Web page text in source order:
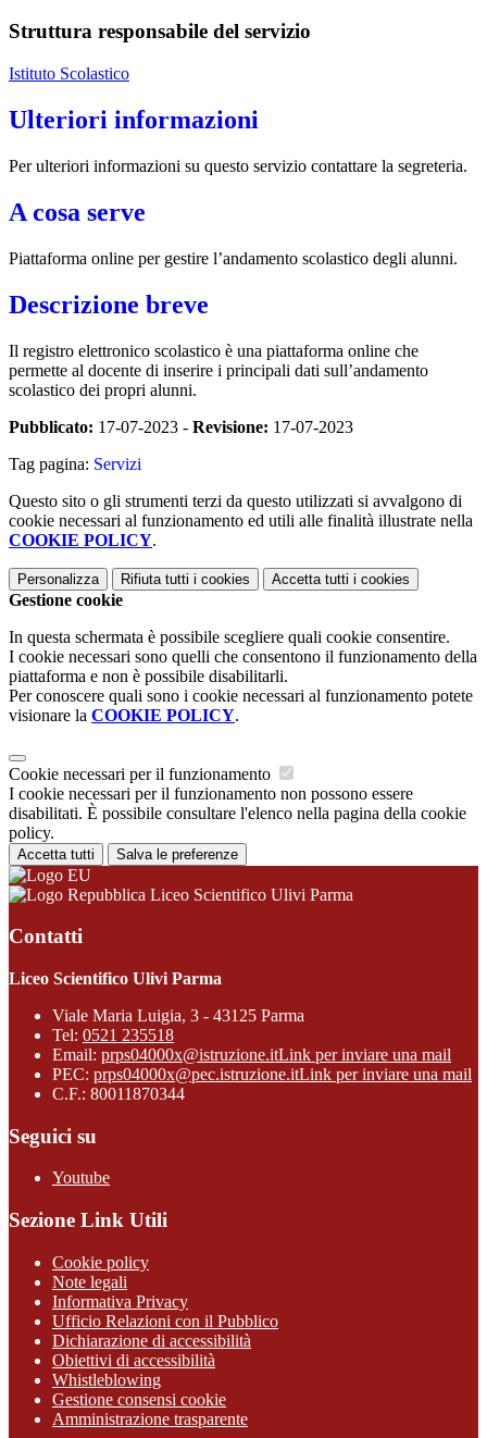
Struttura responsabile del servizio
Istituto Scolastico
Ulteriori informazioni
Per ulteriori informazioni su questo servizio contattare la segreteria.
A cosa serve
Piattaforma online per gestire l’andamento scolastico degli alunni.
Descrizione breve
Il registro elettronico scolastico è una piattaforma online che
permette al docente di inserire i principali dati sull’andamento
scolastico dei propri alunni.
Pubblicato: 17-07-2023 - Revisione: 17-07-2023
Tag pagina: Servizi
Questo sito o gli strumenti terzi da questo utilizzati si avvalgono di
cookie necessari al funzionamento ed utili alle finalità illustrate nella
COOKIE POLICY.
Personalizza Rifiuta tutti i cookies Accetta tutti i cookies
Gestione cookie
In questa schermata è possibile scegliere quali cookie consentire.
I cookie necessari sono quelli che consentono il funzionamento della
piattaforma e non è possibile disabilitarli.
Per conoscere quali sono i cookie necessari al funzionamento potete
visionare la COOKIE POLICY.
Cookie necessari per il funzionamento
I cookie necessari per il funzionamento non possono essere
disabilitati. È possibile consultare l'elenco nella pagina della cookie
policy.
Accetta tutti Salva le preferenze
Liceo Scientifico Ulivi Parma
Contatti
Liceo Scientifico Ulivi Parma
Viale Maria Luigia, 3 - 43125 Parma
Tel: 0521 235518
Email: prps04000x@istruzione.itLink per inviare una mail
PEC: prps04000x@pec.istruzione.itLink per inviare una mail
C.F.: 80011870344
Seguici su
Youtube
Sezione Link Utili
Cookie policy
Note legali
Informativa Privacy
Ufficio Relazioni con il Pubblico
Dichiarazione di accessibilità
Obiettivi di accessibilità
Whistleblowing
Gestione consensi cookie
Amministrazione trasparente